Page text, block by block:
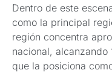
Dentro de este
como la principal
región concentra
nacional, alcanzando
que la posiciona